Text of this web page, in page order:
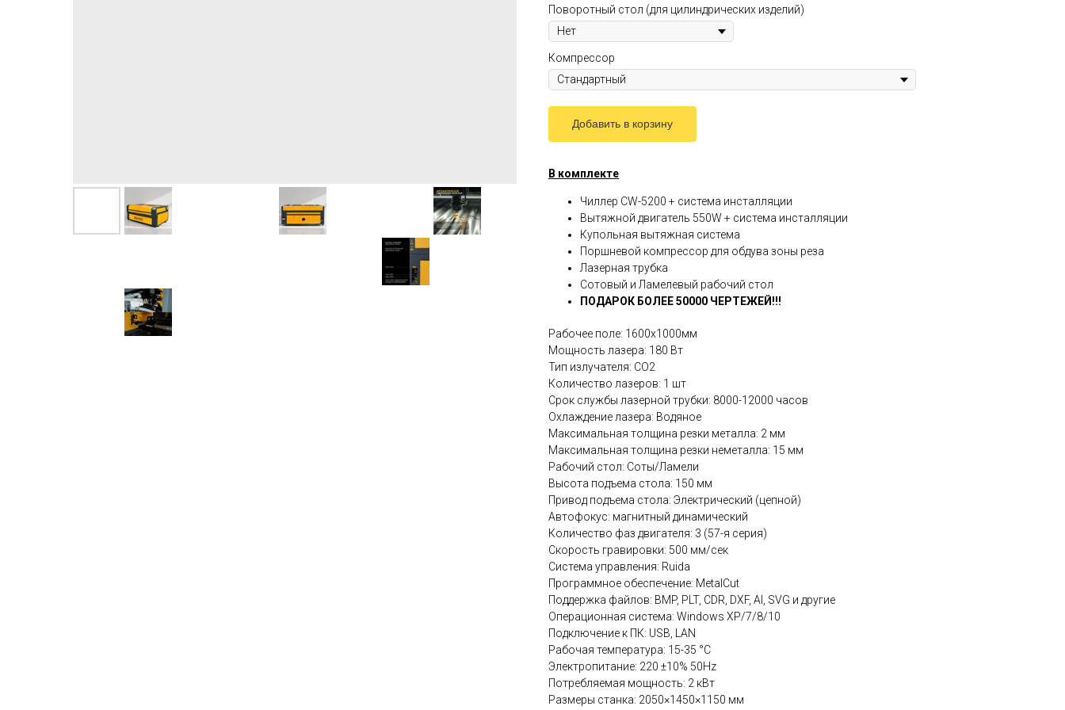
Поворотный стол (для цилиндрических изделий)
Компрессор
Добавить в корзину
В комплекте
Чиллер CW-5200 + система инсталляции
Вытяжной двигатель 550W + система инсталляции
Купольная вытяжная система
Поршневой компрессор для обдува зоны реза
Лазерная трубка
Сотовый и Ламелевый рабочий стол
ПОДАРОК БОЛЕЕ 50000 ЧЕРТЕЖЕЙ!!!
Рабочее поле: 1600х1000мм
Мощность лазера: 180 Вт
Тип излучателя: СО2
Количество лазеров: 1 шт
Срок службы лазерной трубки: 8000-12000 часов
Охлаждение лазера: Водяное
Максимальная толщина резки металла: 2 мм
Максимальная толщина резки неметалла: 15 мм
Рабочий стол: Соты/Ламели
Высота подъема стола: 150 мм
Привод подъема стола: Электрический (цепной)
Автофокус: магнитный динамический
Количество фаз двигателя: 3 (57-я серия)
Скорость гравировки: 500 мм/сек
Система управления: Ruida
Программное обеспечение: MetalCut
Поддержка файлов: BMP, PLT, CDR, DXF, AI, SVG и другие
Операционная система: Windows XP/7/8/10
Подключение к ПК: USB, LAN
Рабочая температура: 15-35 °C
Электропитание: 220 ±10% 50Hz
Потребляемая мощность: 2 кВт
Размеры станка: 2050×1450×1150 мм